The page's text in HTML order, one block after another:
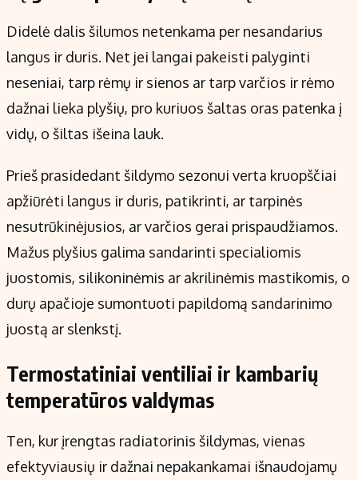
Didelė dalis šilumos netenkama per nesandarius
langus ir duris. Net jei langai pakeisti palyginti
neseniai, tarp rėmų ir sienos ar tarp varčios ir rėmo
dažnai lieka plyšių, pro kuriuos šaltas oras patenka į
vidų, o šiltas išeina lauk.
Prieš prasidedant šildymo sezonui verta kruopščiai
apžiūrėti langus ir duris, patikrinti, ar tarpinės
nesutrūkinėjusios, ar varčios gerai prispaudžiamos.
Mažus plyšius galima sandarinti specialiomis
juostomis, silikoninėmis ar akrilinėmis mastikomis, o
durų apačioje sumontuoti papildomą sandarinimo
juostą ar slenkstį.
Termostatiniai ventiliai ir kambarių
temperatūros valdymas
Ten, kur įrengtas radiatorinis šildymas, vienas
efektyviausių ir dažnai nepakankamai išnaudojamų